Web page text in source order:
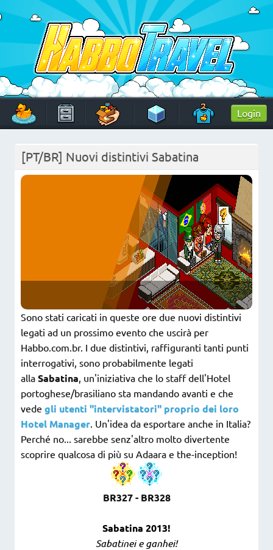
to
content
HabboTravel
Un viaggio di pixel!
Login
[PT/BR] Nuovi distintivi Sabatina
Sono stati caricati in queste ore due nuovi distintivi
legati ad un prossimo evento che uscirà per
Habbo.com.br. I due distintivi, raffiguranti tanti punti
interrogativi, sono probabilmente legati
alla Sabatina, un'iniziativa che lo staff dell'Hotel
portoghese/brasiliano sta mandando avanti e che
vede gli utenti "intervistatori" proprio dei loro
Hotel Manager. Un'idea da esportare anche in Italia?
Perché no... sarebbe senz'altro molto divertente
scoprire qualcosa di più su Adaara e the-inception!
BR327 - BR328
Sabatina 2013!
Sabatinei e ganhei!